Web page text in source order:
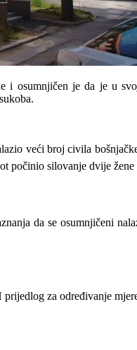
i osumnjičen je da je u
veći broj civila
silovanje dvije
da se osumnjičeni
za određivanje